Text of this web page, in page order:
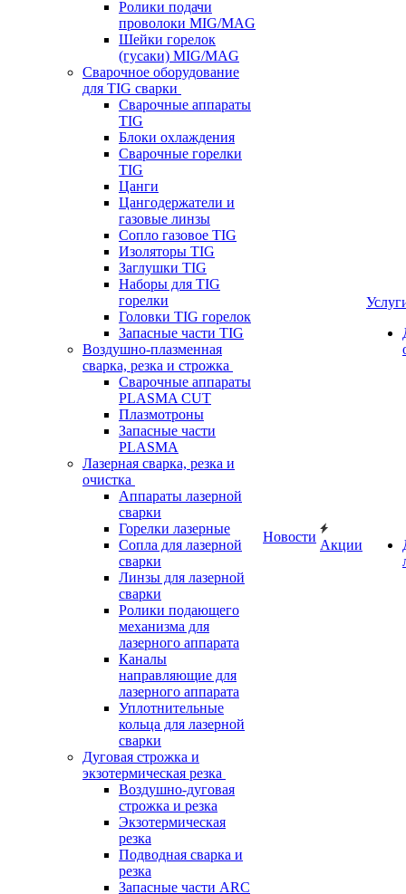
Ролики подачи
проволоки MIG/MAG
Шейки горелок
(гусаки) MIG/MAG
Сварочное оборудование
для TIG сварки
Сварочные аппараты
TIG
Блоки охлаждения
Сварочные горелки
TIG
Цанги
Цангодержатели и
газовые линзы
Сопло газовое TIG
Изоляторы TIG
Заглушки TIG
Наборы для TIG
горелки
Головки TIG горелок
Запасные части TIG
Воздушно-плазменная
сварка, резка и строжка
Сварочные аппараты
PLASMA CUT
Плазмотроны
Запасные части
PLASMA
Лазерная сварка, резка и
очистка
Аппараты лазерной
сварки
Горелки лазерные
Сопла для лазерной
сварки
Линзы для лазерной
сварки
Ролики подающего
механизма для
лазерного аппарата
Каналы
направляющие для
лазерного аппарата
Уплотнительные
кольца для лазерной
сварки
Дуговая строжка и
экзотермическая резка
Воздушно-дуговая
строжка и резка
Экзотермическая
резка
Подводная сварка и
резка
Запасные части ARC
Новости
Акции